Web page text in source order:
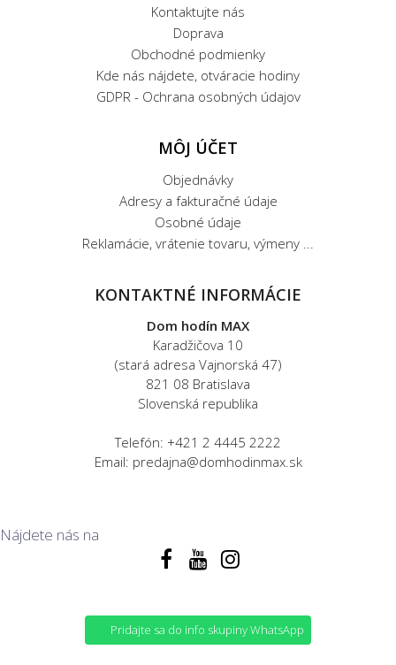
Kontaktujte nás
Doprava
Obchodné podmienky
Kde nás nájdete, otváracie hodiny
GDPR - Ochrana osobných údajov
MÔJ ÚČET
Objednávky
Adresy a fakturačné údaje
Osobné údaje
Reklamácie, vrátenie tovaru, výmeny ...
KONTAKTNÉ INFORMÁCIE
Dom hodín MAX
Karadžičova 10
(stará adresa Vajnorská 47)
821 08 Bratislava
Slovenská republika
Telefón: +421 2 4445 2222
Email: predajna@domhodinmax.sk
Nájdete nás na
Pridajte sa do info skupiny WhatsApp